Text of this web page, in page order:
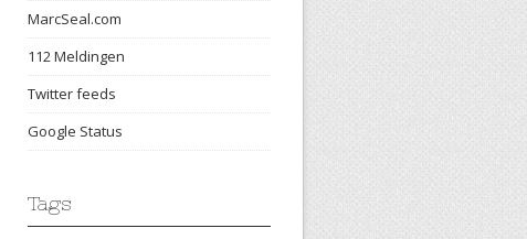
MarcSeal.com
112 Meldingen
Twitter feeds
Google Status
Tags